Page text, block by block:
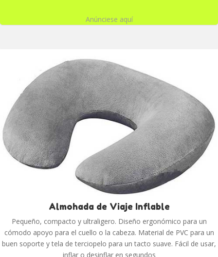
Anúnciese aquí
Almohada de Viaje Inflable
Pequeño, compacto y ultraligero. Diseño ergonómico para un
cómodo apoyo para el cuello o la cabeza. Material de PVC para un
buen soporte y tela de terciopelo para un tacto suave. Fácil de usar,
inflar o desinflar en segundos